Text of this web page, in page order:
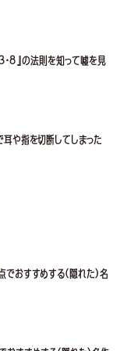
・8』の法則を知って嘘を見
耳や指を切断してしまった
でおすすめする(隠れた)名